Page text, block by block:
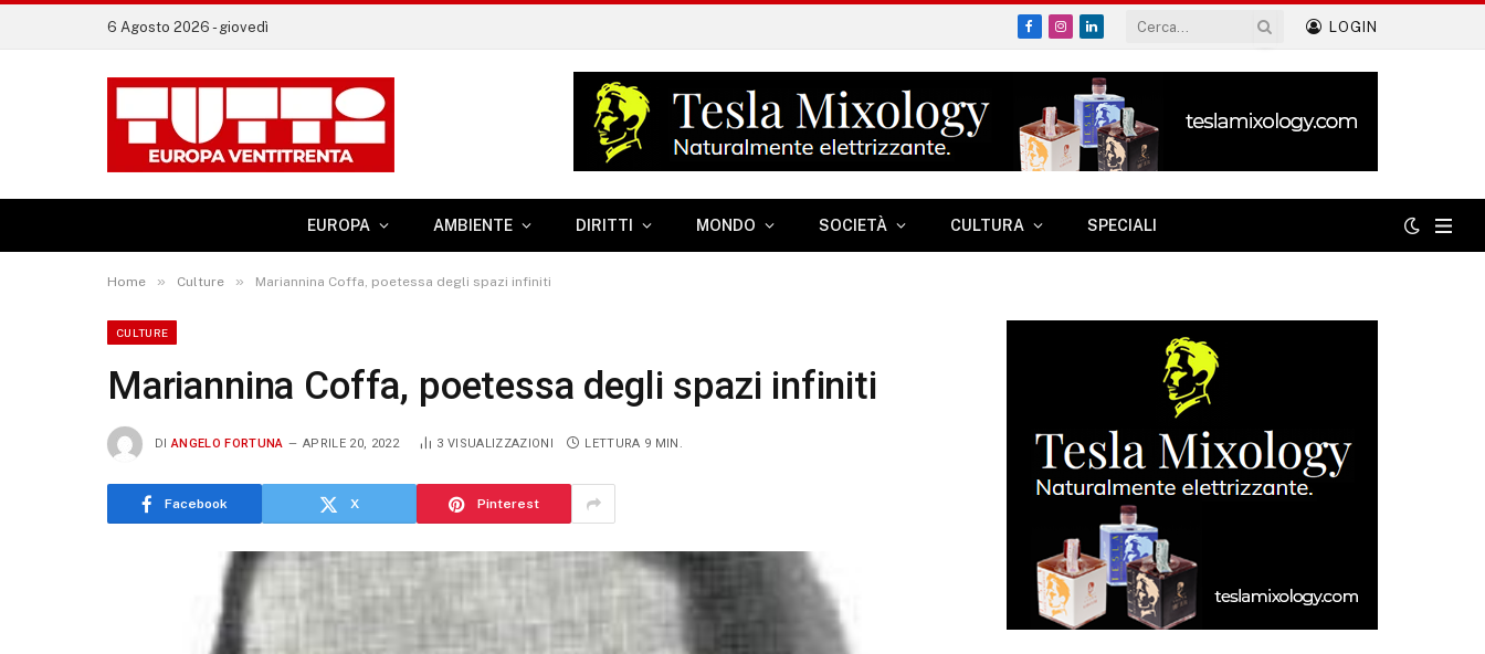
6 Agosto 2026 - giovedì
Facebook
Instagram
LinkedIn
LOGIN
EUROPA AMBIENTE DIRITTI MONDO SOCIETÀ CULTURA SPECIALI
Home » Culture » Mariannina Coffa, poetessa degli spazi infiniti
CULTURE
Mariannina Coffa, poetessa degli spazi infiniti
DI ANGELO FORTUNA APRILE 20, 2022 3 VISUALIZZAZIONI LETTURA 9 MIN.
Facebook X Pinterest